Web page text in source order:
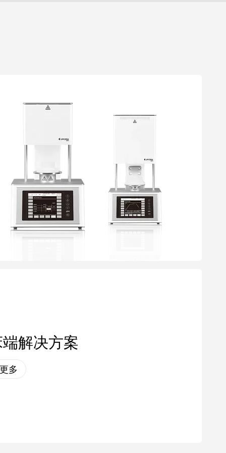
解决方案
多